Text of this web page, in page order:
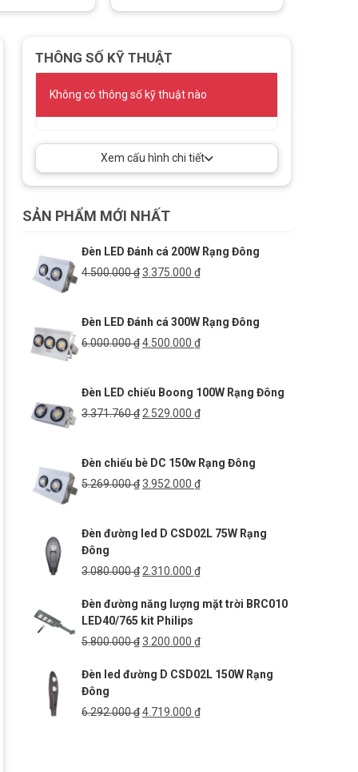
THÔNG SỐ KỸ THUẬT
Không có thông số kỹ thuật nào
Xem cấu hình chi tiết
SẢN PHẨM MỚI NHẤT
Đèn LED Đánh cá 200W Rạng Đông
4.500.000₫Giá
4.500.000 ₫.
3.375.000 ₫Giá
là:
3.375.000 ₫.
Đèn LED Đánh cá 300W Rạng Đông
6.000.000₫Giá
6.000.000 ₫.
4.500.000 ₫Giá
là:
4.500.000 ₫.
Đèn LED chiếu Boong 100W Rạng Đông
3.371.760₫ Giá
3.371.760 ₫.
2.529.000 ₫Giá
là:
2.529.000 ₫.
Đèn chiếu bè DC 150w Rạng Đông
5.269.000₫Giá
5.269.000 ₫.
3.952.000 ₫Giá
là:
Đèn đường led D CSD02L 75W Rạng
Đông
3.080.000₫ Giá
là:
3.080.000 ₫.
2.310.000 ₫Giá
tại
2.310.000 ₫.
Đèn đường năng lượng mặt trời BRC010
LED40/765 kit Philips
5.800.000₫Giá
là:
3.200.000 ₫Giá
tại
3.200.000 ₫.
Đèn led đường D CSD02L 150W Rạng
Đông
6.292.000₫Giá
4.719.000 ₫Giá